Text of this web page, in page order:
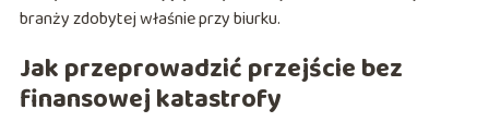
branży zdobytej właśnie przy biurku.
Jak przeprowadzić przejście bez
finansowej katastrofy